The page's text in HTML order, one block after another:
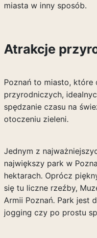
miasta w inny sposób.
Atrakcje
Poznań to miasto, które
przyrodniczych,
spędzanie czasu na
otoczeniu zieleni.
Jednym z
największy park w
hektarach. Oprócz
się tu liczne rzeźby,
Armii Poznań. Park jest
jogging czy po prostu